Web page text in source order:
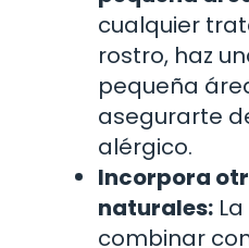
cualquier
rostro, haz
pequeña
asegurarte
alérgico.
Incorpora
naturales:
combinar